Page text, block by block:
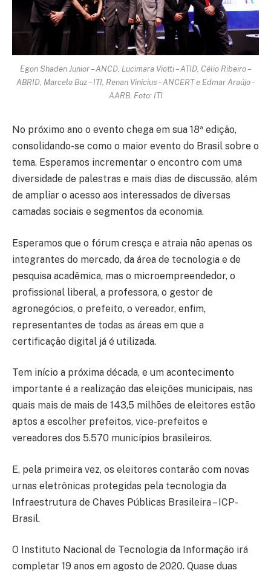
Egon Shaden Junior – ANCD, Lucimara Viotti – ATID, Célio Ribeiro –
ABRID, Marcelo Buz – ITI, Renan Vinícius – ANCERT e Edmar Araújo -
AARB. Foto: ITI
No próximo ano o evento chega em sua 18ª edição,
consolidando-se como o maior evento do Brasil sobre o
tema. Esperamos incrementar o encontro com uma
diversidade de palestras e mais dias de discussão, além
de ampliar o acesso aos interessados de diversas
camadas sociais e segmentos da economia.
Esperamos que o fórum cresça e atraia não apenas os
integrantes do mercado, da área de tecnologia e de
pesquisa acadêmica, mas o microempreendedor, o
profissional liberal, a professora, o gestor de
agronegócios, o prefeito, o vereador, enfim,
representantes de todas as áreas em que a
certificação digital já é utilizada.
Tem início a próxima década, e um acontecimento
importante é a realização das eleições municipais, nas
quais mais de mais de 143,5 milhões de eleitores estão
aptos a escolher prefeitos, vice-prefeitos e
vereadores dos 5.570 municípios brasileiros.
E, pela primeira vez, os eleitores contarão com novas
urnas eletrônicas protegidas pela tecnologia da
Infraestrutura de Chaves Públicas Brasileira – ICP-
Brasil.
O Instituto Nacional de Tecnologia da Informação irá
completar 19 anos em agosto de 2020. Quase duas